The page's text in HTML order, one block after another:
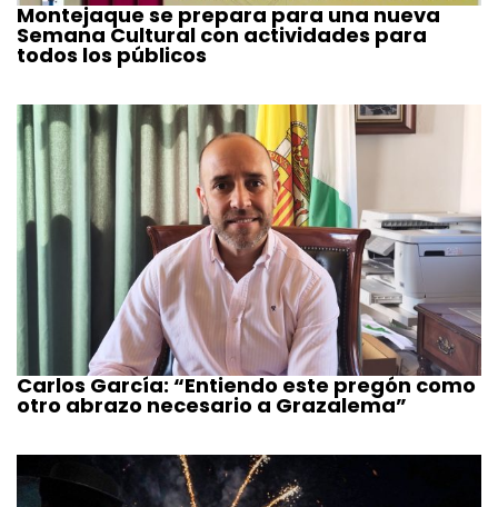
Montejaque se prepara para una nueva
Semana Cultural con actividades para
todos los públicos
Carlos García: “Entiendo este pregón como
otro abrazo necesario a Grazalema”